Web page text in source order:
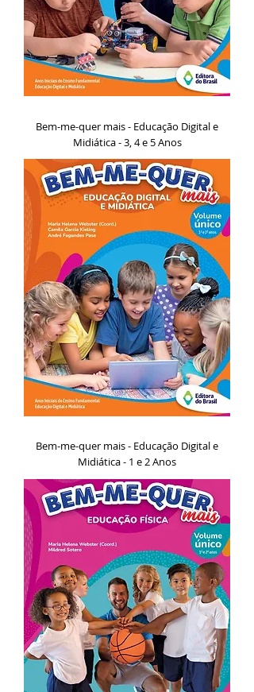
Bem-me-quer mais - Educação Digital e
Midiática - 3, 4 e 5 Anos
Bem-me-quer mais - Educação Digital e
Midiática - 1 e 2 Anos